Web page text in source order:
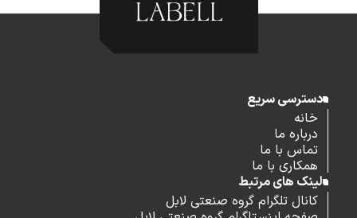
دسترسی سریع
خانه
درباره ما
تماس با ما
همکاری با ما
لینک های مرتبط
کانال تلگرام گروه صنعتی لابل